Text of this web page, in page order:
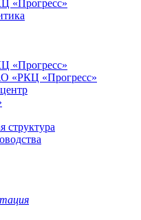
«Прогресс»
«Прогресс»
«РКЦ «Прогресс»
структура